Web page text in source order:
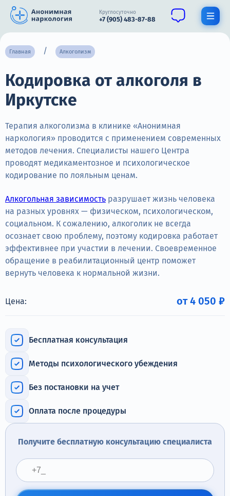
Круглосуточно
+7 (905) 483-87-88
О нас
Наркомания
Нарколог
Стационар
Цены
Терапия
Контакты
Адрес call-центра
Иркутск, улица Марата, 22
Главная Алкоголизм
Кодировка от алкоголя в
Иркутске
Терапия алкоголизма в клинике «Анонимная
наркология» проводится с применением современных
методов лечения. Специалисты нашего Центра
проводят медикаментозное и психологическое
кодирование по лояльным ценам.
Алкогольная зависимость разрушает жизнь человека
на разных уровнях — физическом, психологическом,
социальном. К сожалению, алкоголик не всегда
осознает свою проблему, поэтому кодировка работает
эффективнее при участии в лечении. Своевременное
обращение в реабилитационный центр поможет
вернуть человека к нормальной жизни.
Цена: от 4 050 ₽
Бесплатная консультация
Методы психологического убеждения
Без постановки на учет
Оплата после процедуры
Получите бесплатную консультацию специалиста